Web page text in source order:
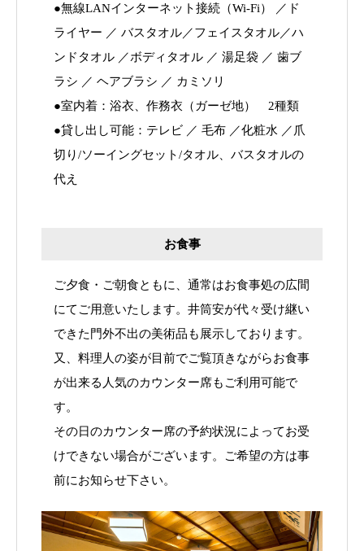
●無線LANインターネット接続（Wi-Fi） ／ド
ライヤー ／ バスタオル／フェイスタオル／ハ
ンドタオル ／ボディタオル ／ 湯足袋 ／ 歯ブ
ラシ ／ ヘアブラシ ／ カミソリ
●室内着：浴衣、作務衣（ガーゼ地） 2種類
●貸し出し可能：テレビ ／ 毛布 ／化粧水 ／爪
切り/ソーイングセット/タオル、バスタオルの
代え
お食事
ご夕食・ご朝食ともに、通常はお食事処の広間
にてご用意いたします。井筒安が代々受け継い
できた門外不出の美術品も展示しております。
又、料理人の姿が目前でご覧頂きながらお食事
が出来る人気のカウンター席もご利用可能で
す。
その日のカウンター席の予約状況によってお受
けできない場合がございます。ご希望の方は事
前にお知らせ下さい。